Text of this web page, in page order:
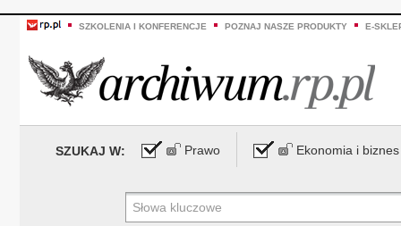
SZKOLENIA I KONFERENCJE POZNAJ NASZE PRODUKTY E-
SZUKAJ W: Prawo Ekonomia i biznes